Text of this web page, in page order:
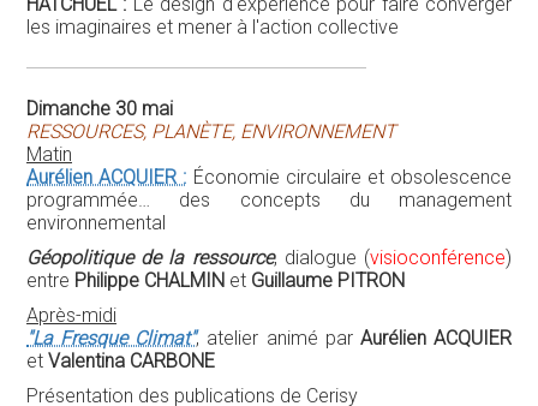
Après-midi
"La Fresque Climat", atelier animé parAurélien ACQUIER
Présentation des publications de Cerisy
Lundi 31 mai
RESSOURCES, USAGES ESSENTIELS
Matin
Bertrand VALIORGUE :
Du champ à l'assiette : nouveaux
modèles de la filière agro-alimentaire (visioconférence)
Du champ à l'assiette : nouveaux modèles de la filière
agro-alimentaire
, table ronde animée parBertrand
VALIORGUE(visioconférence ), avec Steven BECKERS
[Agriculture urbaine, ville productive et économie
circulaire],Anne TROMBINI (Association "Pour une